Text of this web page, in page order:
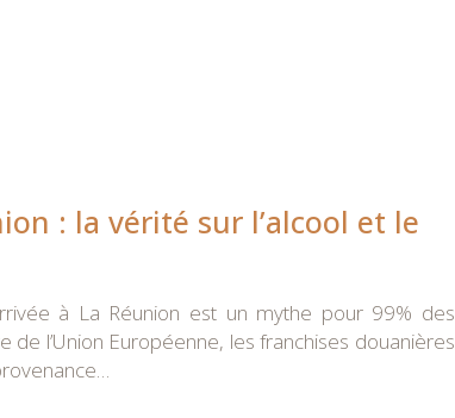
: la vérité sur l’alcool et le
à La Réunion est un mythe pour 99% des
de l’Union Européenne, les franchises douanières